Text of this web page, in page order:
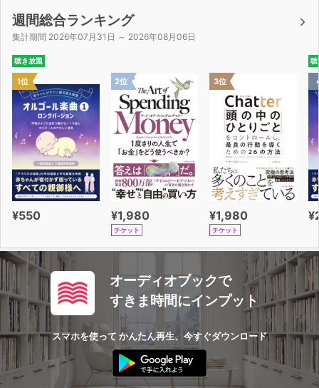
週間総合ランキング
集計期間 2026年07月31日 ～ 2026年08月06日
聴き放題
1位
¥550
2位
¥1,980
チケット
3位
¥1,980
チケット
聴
オーディオブックで
すきま時間にインプット
スマホを使って かんたん再生、今すぐダウンロード